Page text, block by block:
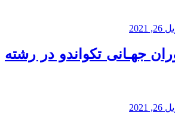
2021
جهـانی تکواندو در رشته
2021